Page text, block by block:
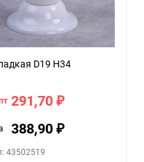
D19 H34
291,70 ₽
388,90 ₽
43502519